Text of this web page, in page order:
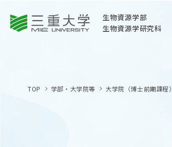
三重大学
生物資源学部
生物資源学研究科
生物資源学研究科
TOP 学部・大学院等 大学院（博士前期課程）